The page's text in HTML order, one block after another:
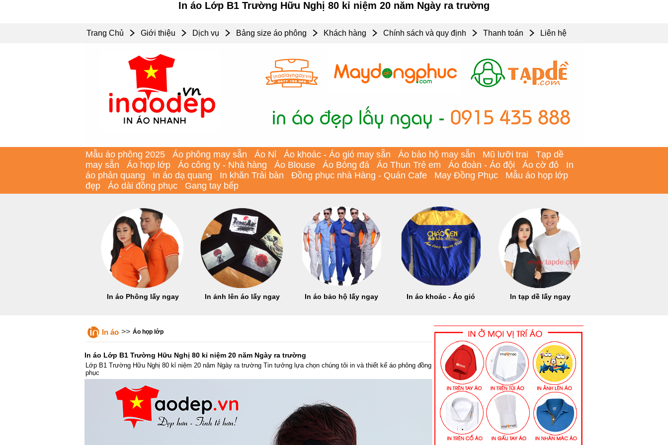
In áo Lớp B1 Trường Hữu Nghị 80 kỉ niệm 20 năm Ngày ra trường
Trang Chủ Giới thiệu Dịch vụ Bảng size áo phông Khách hàng Chính sách và quy định Thanh toán Liên hệ
Mẫu áo phông 2025 Áo phông may sẵn Áo Nỉ Áo khoác - Áo gió may sẵn Áo bảo hộ may sẵn Mũ lưỡi trai
Tạp dề
may sẵn
Áo họp lớp Áo công ty - Nhà hàng Áo Blouse Áo Bóng đá Áo Thun Trẻ em Áo đoàn - Áo đội Áo cờ đỏ
In
áo phản quang
In áo dạ quang In khăn Trải bàn Đồng phục nhà Hàng - Quán Cafe May Đồng Phục
Mẫu áo họp lớp
đẹp
Áo dài đồng phục Gang tay bếp
In áo Phông lấy ngay In ảnh lên áo lấy ngay In áo bảo hộ lấy ngay In áo khoác - Áo gió In tạp dề lấy ngay
In áo >> Áo họp lớp
In áo Lớp B1 Trường Hữu Nghị 80 kỉ niệm 20 năm Ngày ra trường
Lớp B1 Trường Hữu Nghị 80 kỉ niệm 20 năm Ngày ra trường Tin tưởng lựa chọn chúng tôi in và thiết kế áo phông đồng
phục